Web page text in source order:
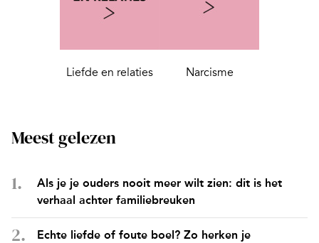
Liefde en relaties Narcisme
Meest gelezen
Als je je ouders nooit meer wilt zien: dit is het
verhaal achter familiebreuken
Echte liefde of foute boel? Zo herken je